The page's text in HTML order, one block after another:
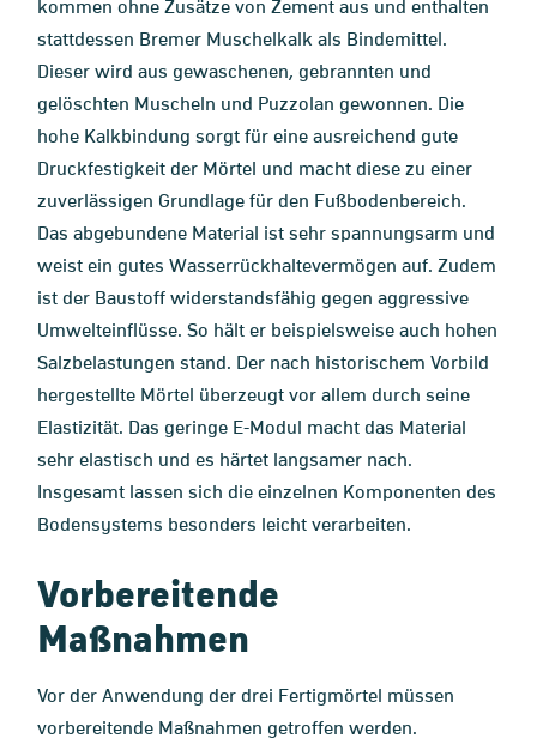
kommen ohne Zusätze von Zement aus und enthalten
stattdessen Bremer Muschelkalk als Bindemittel.
Dieser wird aus gewaschenen, gebrannten und
gelöschten Muscheln und Puzzolan gewonnen. Die
hohe Kalkbindung sorgt für eine ausreichend gute
Druckfestigkeit der Mörtel und macht diese zu einer
zuverlässigen Grundlage für den Fußbodenbereich.
Das abgebundene Material ist sehr spannungsarm und
weist ein gutes Wasserrückhaltevermögen auf. Zudem
ist der Baustoff widerstandsfähig gegen aggressive
Umwelteinflüsse. So hält er beispielsweise auch hohen
Salzbelastungen stand. Der nach historischem Vorbild
hergestellte Mörtel überzeugt vor allem durch seine
Elastizität. Das geringe E-Modul macht das Material
sehr elastisch und es härtet langsamer nach.
Insgesamt lassen sich die einzelnen Komponenten des
Bodensystems besonders leicht verarbeiten.
Vorbereitende
Maßnahmen
Vor der Anwendung der drei Fertigmörtel müssen
vorbereitende Maßnahmen getroffen werden.